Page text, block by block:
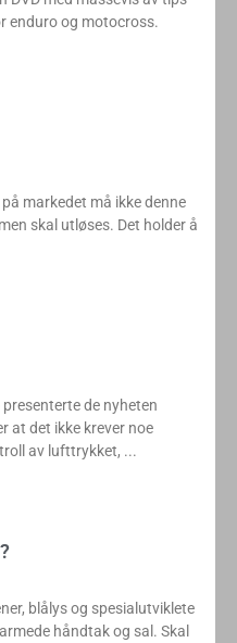
enduro og motocross.
markedet må ikke denne
skal utløses. Det holder å
de nyheten
at det ikke krever noe
av lufttrykket,
blålys og spesialutviklete
håndtak og sal. Skal